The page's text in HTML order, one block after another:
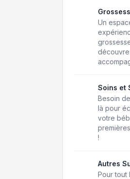
Un
Soins et
Besoin
là pour
votre
!
Autres
Pour tout